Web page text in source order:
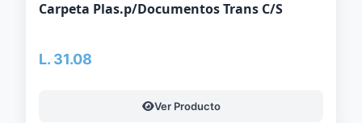
Carpeta Plas.p/Documentos Trans C/S
L. 31.08
Ver Producto